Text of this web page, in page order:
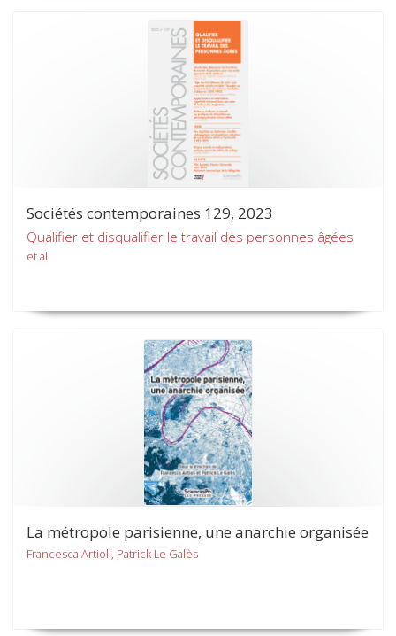
Sociétés contemporaines 129, 2023
Qualifier et disqualifier le travail des personnes âgées
et al.
La métropole parisienne, une anarchie organisée
Francesca Artioli, Patrick Le Galès